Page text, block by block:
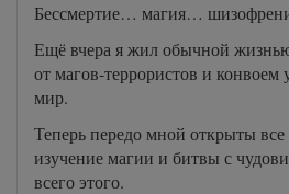
Бессмертие… магия…
Ещё вчера я жил обычной
от магов-террористов и
мир.
Теперь передо мной открыты
изучение магии и битвы с
всего этого.